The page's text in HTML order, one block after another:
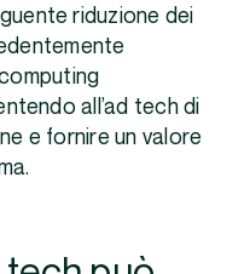
riduzione dei
all’ad tech di
e fornire un valore